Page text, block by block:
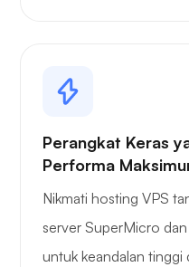
Perangkat Keras
Performa
Nikmati hosting VPS
server SuperMicro
untuk keandalan tinggi